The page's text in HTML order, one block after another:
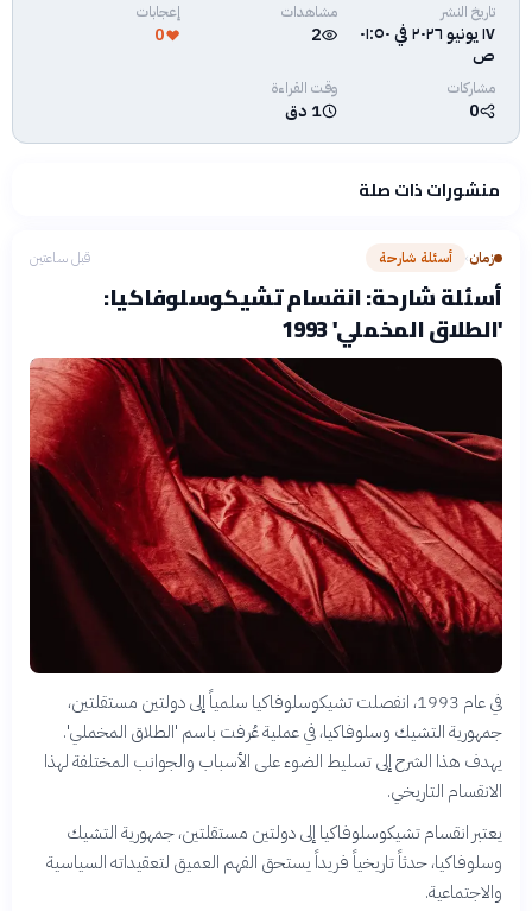
تاريخ النشر
١٧ يونيو ٢٠٢٦ في ٠١:٥٠
ص
مشاهدات
2
إعجابات
0
مشاركات
0
وقت القراءة
1 دق
منشورات ذات صلة
زمان› أسئلة شارحة قبل ساعتين
أسئلة شارحة: انقسام تشيكوسلوفاكيا:
'الطلاق المخملي' 1993
في عام 1993، انفصلت تشيكوسلوفاكيا سلمياً إلى دولتين مستقلتين،
جمهورية التشيك وسلوفاكيا، في عملية عُرفت باسم 'الطلاق المخملي'.
يهدف هذا الشرح إلى تسليط الضوء على الأسباب والجوانب المختلفة لهذا
الانقسام التاريخي.
يعتبر انقسام تشيكوسلوفاكيا إلى دولتين مستقلتين، جمهورية التشيك
وسلوفاكيا، حدثاً تاريخياً فريداً يستحق الفهم العميق لتعقيداته السياسية
والاجتماعية.